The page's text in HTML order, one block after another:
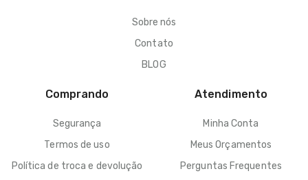
Sobre nós
Contato
BLOG
Comprando
Segurança
Termos de uso
Política de troca e devolução
Atendimento
Minha Conta
Meus Orçamentos
Perguntas Frequentes